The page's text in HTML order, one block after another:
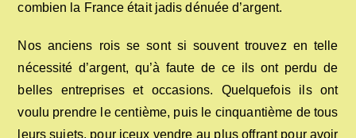
combien la France était jadis dénuée d’argent.
Nos anciens rois se sont si souvent trouvez en telle
nécessité d’argent, qu’à faute de ce ils ont perdu de
belles entreprises et occasions. Quelquefois ils ont
voulu prendre le centième, puis le cinquantième de tous
leurs sujets, pour iceux vendre au plus offrant pour avoir